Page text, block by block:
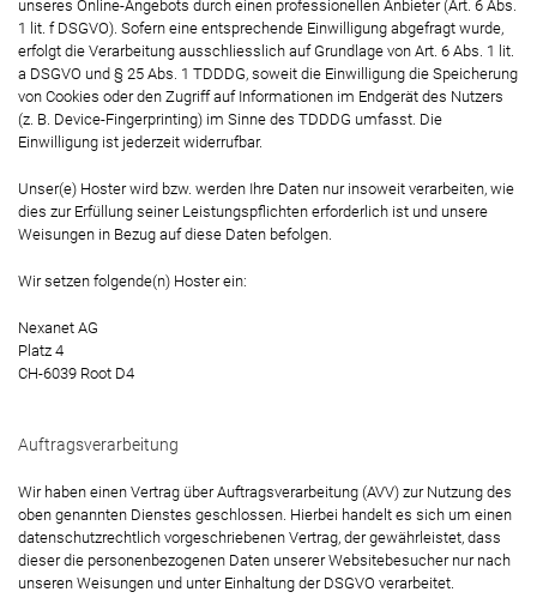
unseres Online-Angebots durch einen professionellen Anbieter (Art. 6 Abs.
1 lit. f DSGVO). Sofern eine entsprechende Einwilligung abgefragt wurde,
erfolgt die Verarbeitung ausschliesslich auf Grundlage von Art. 6 Abs. 1 lit.
a DSGVO und § 25 Abs. 1 TDDDG, soweit die Einwilligung die Speicherung
von Cookies oder den Zugriff auf Informationen im Endgerät des Nutzers
(z. B. Device-Fingerprinting) im Sinne des TDDDG umfasst. Die
Einwilligung ist jederzeit widerrufbar.
Unser(e) Hoster wird bzw. werden Ihre Daten nur insoweit verarbeiten, wie
dies zur Erfüllung seiner Leistungspflichten erforderlich ist und unsere
Weisungen in Bezug auf diese Daten befolgen.
Wir setzen folgende(n) Hoster ein:
Nexanet AG
Platz 4
CH-6039 Root D4
Auftragsverarbeitung
Wir haben einen Vertrag über Auftragsverarbeitung (AVV) zur Nutzung des
oben genannten Dienstes geschlossen. Hierbei handelt es sich um einen
datenschutzrechtlich vorgeschriebenen Vertrag, der gewährleistet, dass
dieser die personenbezogenen Daten unserer Websitebesucher nur nach
unseren Weisungen und unter Einhaltung der DSGVO verarbeitet.